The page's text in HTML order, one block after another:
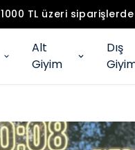
1000 TL üzeri
Alt
Giyim
Dış